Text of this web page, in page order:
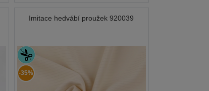
Imitace hedvábí proužek 920039
-35%